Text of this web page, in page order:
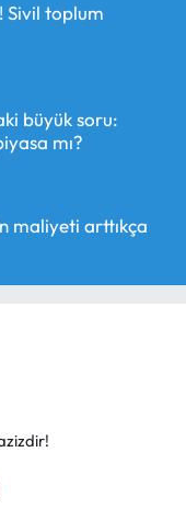
Sivil toplum
büyük soru:
mı?
maliyeti arttıkça